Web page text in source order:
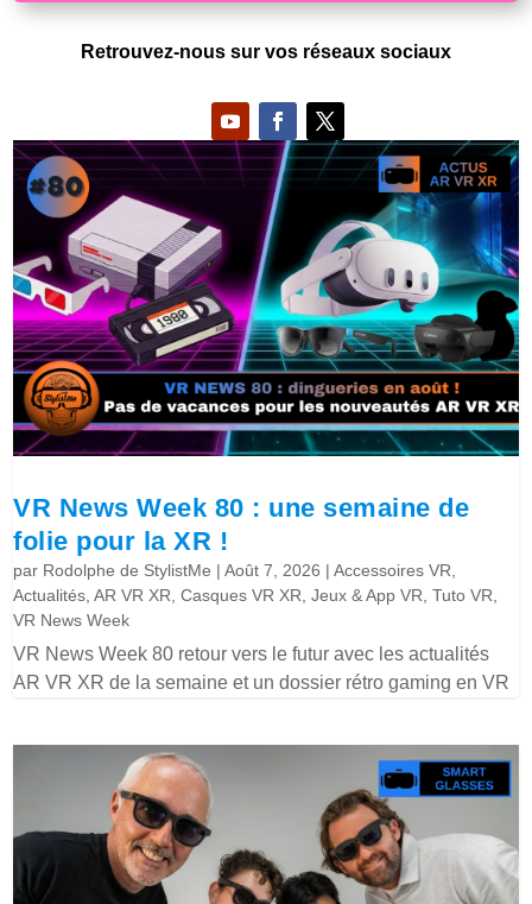
Retrouvez-nous sur vos réseaux sociaux
VR News Week 80 : une semaine de
folie pour la XR !
par Rodolphe de StylistMe |Août 7, 2026 |Accessoires VR
Actualités ,AR VR XR ,Casques VR XR ,Jeux & App VR ,Tuto VR
VR News Week
VR News Week 80 retour vers le futur avec les actualités
AR VR XR de la semaine et un dossier rétro gaming en VR